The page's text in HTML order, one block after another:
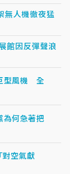
人機徹夜猛
館因反彈聲浪
型風機 全
為何急著把
空氣獻